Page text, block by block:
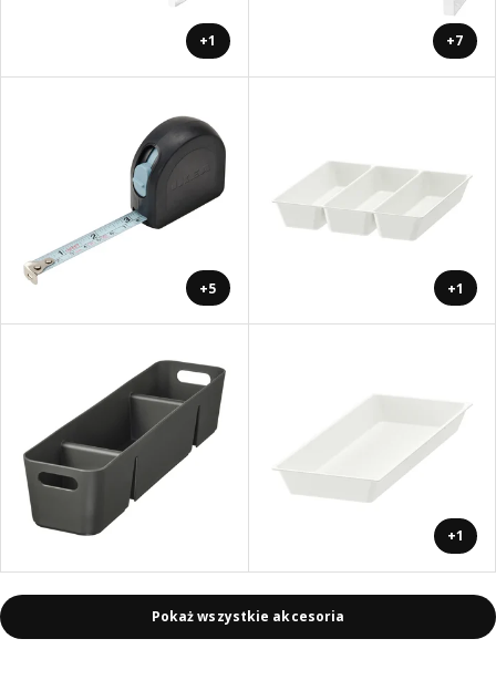
+1 +7
+5 +1
+1
Pokaż wszystkie akcesoria